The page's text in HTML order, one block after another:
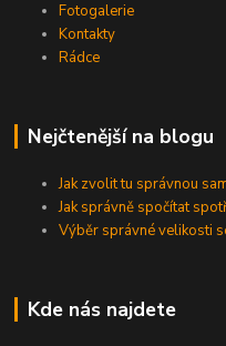
Fotogalerie
Kontakty
Rádce
Nejčtenější na blogu
Jak zvolit tu správnou
Jak správně spočítat
Výběr správné velikosti
Kde nás najdete